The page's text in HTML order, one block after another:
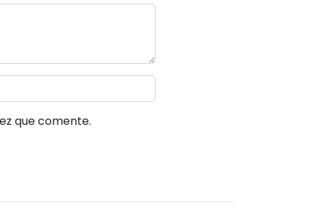
que comente.